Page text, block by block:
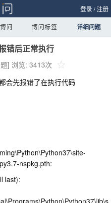
登录/注册
问 博问标签 详细问题
错后正常执行
] 浏览: 3413次
会先报错了在执行代码
nspkg.pth:
last):